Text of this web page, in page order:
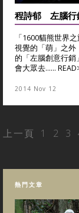
程詩郁 左腦行
「1600貓熊世界
視覺的「萌」之外
的「左腦創意行銷
會大眾去......
2014 Nov 12
上一頁 1 2 3
熱門文章